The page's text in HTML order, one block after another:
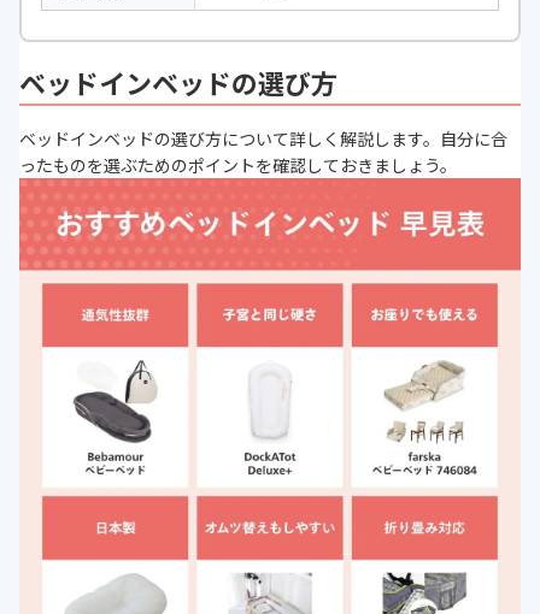
ベッドインベッドの選び方
ベッドインベッドの選び方について詳しく解説します。自分に合
ったものを選ぶためのポイントを確認しておきましょう。